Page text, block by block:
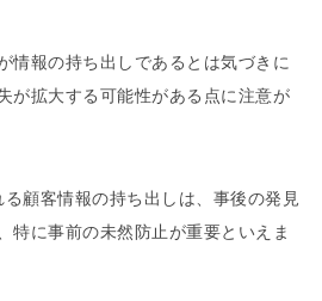
情報の持ち出しであるとは気づきに
が拡大する可能性がある点に注意が
顧客情報の持ち出しは、事後の発見
特に事前の未然防止が重要といえま